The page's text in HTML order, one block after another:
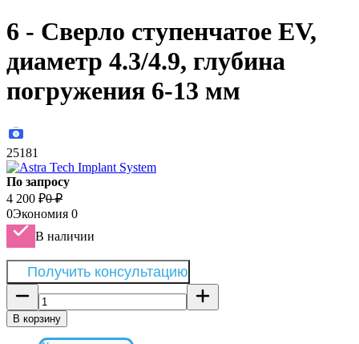
6 - Сверло ступенчатое EV,
диаметр 4.3/4.9, глубина
погружения 6-13 мм
25181
По запросу
4 200 ₽0 ₽
0Экономия 0
В наличии
Получить консультацию
В корзину